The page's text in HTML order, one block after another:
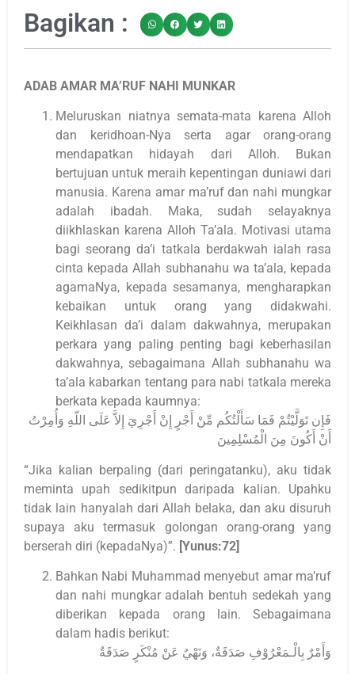
Bagikan :
ADAB AMAR MA’RUF NAHI MUNKAR
Meluruskan niatnya semata-mata karena Alloh
dan keridhoan-Nya serta agar orang-orang
mendapatkan hidayah dari Alloh. Bukan
bertujuan untuk meraih kepentingan duniawi dari
manusia. Karena amar ma’ruf dan nahi mungkar
adalah ibadah. Maka, sudah selayaknya
diikhlaskan karena Alloh Ta’ala. Motivasi utama
bagi seorang da’i tatkala berdakwah ialah rasa
cinta kepada Allah subhanahu wa ta’ala, kepada
agamaNya, kepada sesamanya, mengharapkan
kebaikan untuk orang yang didakwahi.
Keikhlasan da’i dalam dakwahnya, merupakan
perkara yang paling penting bagi keberhasilan
dakwahnya, sebagaimana Allah subhanahu wa
ta’ala kabarkan tentang para nabi tatkala mereka
berkata kepada kaumnya:
فَإِن تَوَلَّيْتُمْ فَمَا سَأَلْتُكُم مِّنْ أَجْرٍ إِنْ أَجْرِيَ إِلاَّ عَلَى اللّهِ وَأُمِرْتُ
أَنْ أَكُونَ مِنَ الْمُسْلِمِينَ
“Jika kalian berpaling (dari peringatanku), aku tidak
meminta upah sedikitpun daripada kalian. Upahku
tidak lain hanyalah dari Allah belaka, dan aku disuruh
supaya aku termasuk golongan orang-orang yang
berserah diri (kepadaNya)”. [Yunus:72]
Bahkan Nabi Muhammad menyebut amar ma’ruf
dan nahi mungkar adalah bentuh sedekah yang
diberikan kepada orang lain. Sebagaimana
dalam hadis berikut:
وَأَمْرٌ بِالْـمَعْرُوْفِ صَدَقَةٌ، وَنَهْيٌ عَنْ مُنْكَرٍ صَدَقَةٌ